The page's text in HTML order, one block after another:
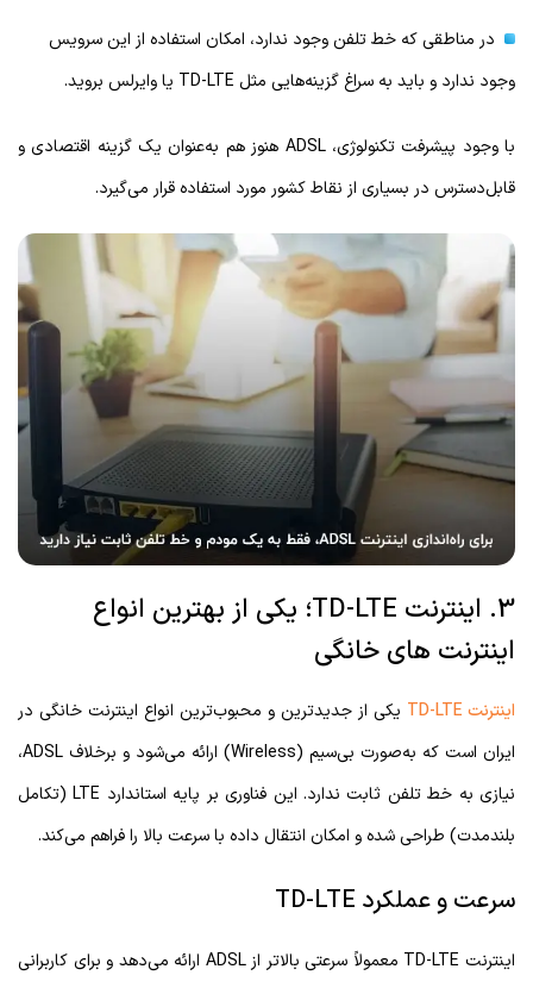
در مناطقی که خط تلفن وجود ندارد، امکان استفاده از این سرویس
وجود ندارد و باید به سراغ گزینه‌هایی مثل TD-LTE یا وایرلس بروید.
با وجود پیشرفت تکنولوژی، ADSL هنوز هم به‌عنوان یک گزینه اقتصادی و
قابل‌دسترس در بسیاری از نقاط کشور مورد استفاده قرار می‌گیرد.
3. اینترنت TD-LTE؛ یکی از بهترین انواع
اینترنت های خانگی
اینترنت TD-LTE
یکی از جدیدترین و محبوب‌ترین انواع اینترنت خانگی در
ایران است که به‌صورت بی‌سیم (Wireless) ارائه می‌شود و برخلاف ADSL،
نیازی به خط تلفن ثابت ندارد. این فناوری بر پایه استاندارد LTE (تکامل
بلندمدت) طراحی شده و امکان انتقال داده با سرعت بالا را فراهم می‌کند.
سرعت و عملکرد TD-LTE
اینترنت TD-LTE معمولاً سرعتی بالاتر از ADSL ارائه می‌دهد و برای کاربرانی